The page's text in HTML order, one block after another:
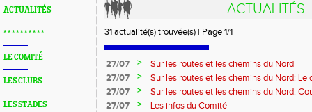
ACTUALITÉS
* * * * * * * * * *
LE COMITÉ
LES CLUBS
LES STADES
ACTUALITÉS
31 actualité(s) trouvée(s) | Page 1/1
27/07 >
Sur les routes et les chemins du Nord
27/07
>
Sur les routes et les chemins du Nord:
27/07
>
Sur les routes et les chemins du Nord:
Marque
27/07 >
Les infos du Comité